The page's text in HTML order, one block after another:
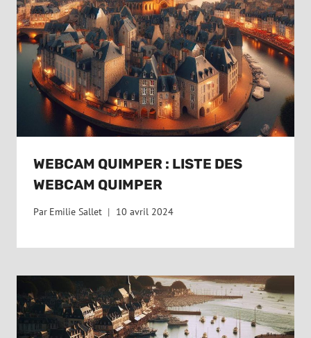
WEBCAM QUIMPER : LISTE DES
WEBCAM QUIMPER
Par Emilie Sallet 10 avril 2024